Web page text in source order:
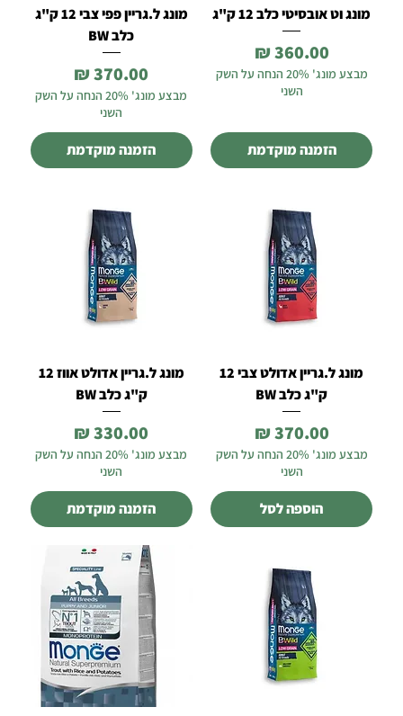
מונג וט אובסיטי כלב 12 ק"ג
מחיר
מבצע מונג' 20% הנחה על השק
השני
הזמנה מוקדמת
מונג ל.גריין פפי צבי 12 ק"ג
כלב BW
מחיר
מבצע מונג' 20% הנחה על השק
השני
הזמנה מוקדמת
מונג ל.גריין אדולט צבי 12
ק"ג כלב BW
מחיר
מבצע מונג' 20% הנחה על השק
השני
הוספה לסל
מונג ל.גריין אדולט אווז 12
ק"ג כלב BW
מחיר
מבצע מונג' 20% הנחה על השק
השני
הזמנה מוקדמת